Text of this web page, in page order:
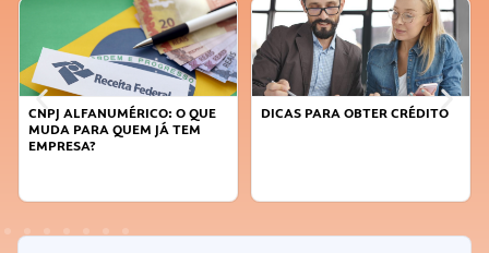
DICAS PARA OBTER CRÉDITO
FAÇA A DIFERENÇA: SEJA